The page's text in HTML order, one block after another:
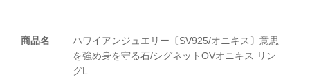
商品名
ハワイアンジュエリー〔SV925/オニキス〕意思
を強め身を守る石/シグネットOVオニキス リン
グL